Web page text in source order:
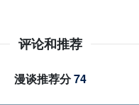
评论和推荐
漫谈推荐分74